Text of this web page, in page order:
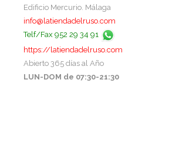
Edificio Mercurio. Málaga
info@latiendadelruso.com
Telf/Fax 952 29 34 91
https://latiendadelruso.com
Abierto 365 días al Año
LUN-DOM de 07:30-21:30